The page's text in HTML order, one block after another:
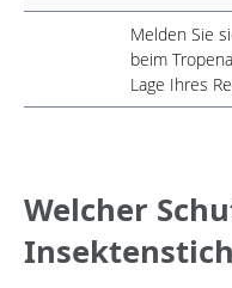
Melden Sie
beim
Lage Ihres
Welcher